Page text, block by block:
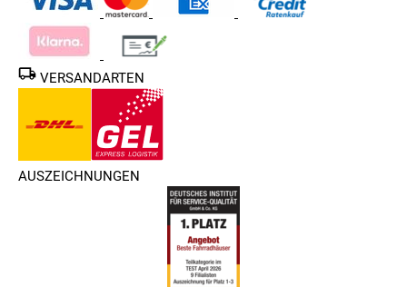
VERSANDARTEN
AUSZEICHNUNGEN